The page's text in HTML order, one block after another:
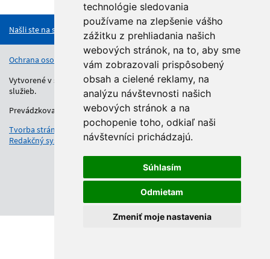
technológie sledovania
používame na zlepšenie vášho
zážitku z prehliadania našich
webových stránok, na to, aby sme
vám zobrazovali prispôsobený
obsah a cielené reklamy, na
analýzu návštevnosti našich
webových stránok a na
pochopenie toho, odkiaľ naši
návštevníci prichádzajú.
Súhlasím
Odmietam
Zmeniť moje nastavenia
Našli ste na stránke chybu?
Ochrana osobných údajov Vyhlásenie o prístupnosti
Kontakt
Vytvorené v súlade s Jednotným dizajn manuálom elektronických
služieb.
Prevádzkovateľom služby je Regionálny úrad školskej správy.
Tvorba stránok
: Aglo Solutions
Redakčný systém
: SysCom